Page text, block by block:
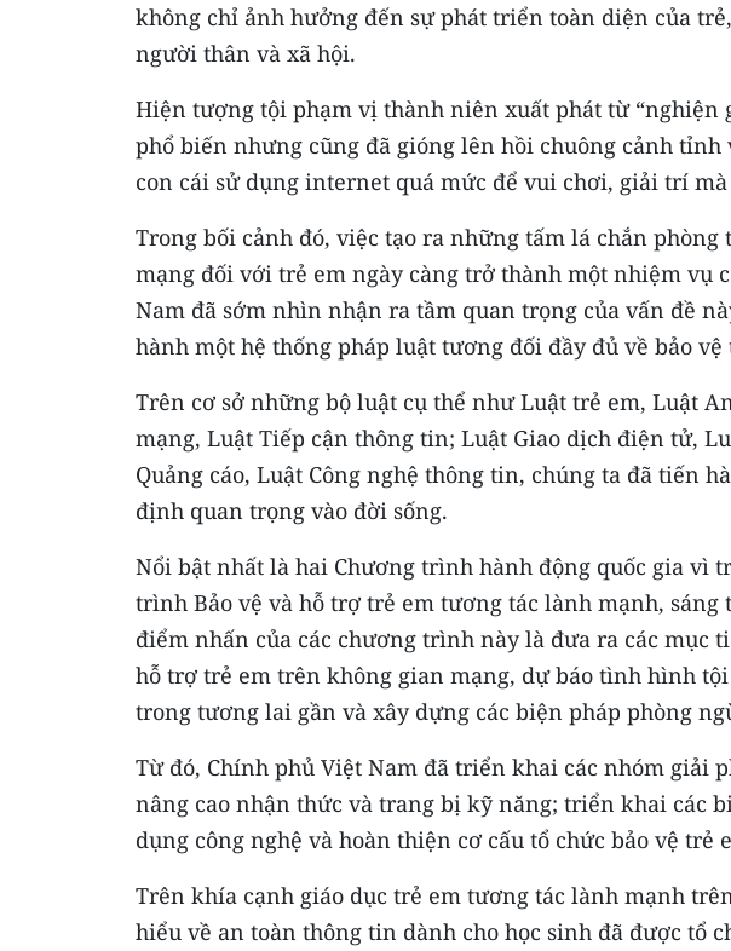
không chỉ ảnh hưởng đến sự phát triển toàn diện của
người thân và xã hội.
Hiện tượng tội phạm vị thành niên xuất phát từ “nghiện
phổ biến nhưng cũng đã gióng lên hồi chuông cảnh
con cái sử dụng internet quá mức để vui chơi, giải trí
Trong bối cảnh đó, việc tạo ra những tấm lá chắn
mạng đối với trẻ em ngày càng trở thành một nhiệm vụ
Nam đã sớm nhìn nhận ra tầm quan trọng của vấn đề
hành một hệ thống pháp luật tương đối đầy đủ về bảo
Trên cơ sở những bộ luật cụ thể như Luật trẻ em, Luật
mạng, Luật Tiếp cận thông tin; Luật Giao dịch điện tử,
Quảng cáo, Luật Công nghệ thông tin, chúng ta đã tiến
định quan trọng vào đời sống.
Nổi bật nhất là hai Chương trình hành động quốc gia vì
trình Bảo vệ và hỗ trợ trẻ em tương tác lành mạnh,
điểm nhấn của các chương trình này là đưa ra các mục
hỗ trợ trẻ em trên không gian mạng, dự báo tình hình
trong tương lai gần và xây dựng các biện pháp phòng
Từ đó, Chính phủ Việt Nam đã triển khai các nhóm giải
nâng cao nhận thức và trang bị kỹ năng; triển khai các
dụng công nghệ và hoàn thiện cơ cấu tổ chức bảo vệ trẻ
Trên khía cạnh giáo dục trẻ em tương tác lành mạnh
hiểu về an toàn thông tin dành cho học sinh đã được tổ